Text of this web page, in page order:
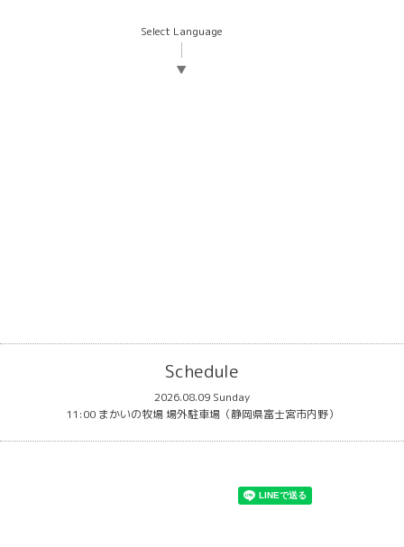
Select Language
▼
Schedule
2026.08.09 Sunday
11:00 まかいの牧場 場外駐車場（静岡県富士宮市内野）